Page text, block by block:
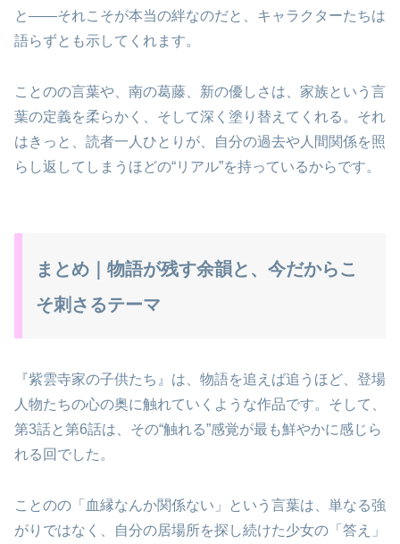
と——それこそが本当の絆なのだと、キャラクターたちは
語らずとも示してくれます。
ことのの言葉や、南の葛藤、新の優しさは、家族という言
葉の定義を柔らかく、そして深く塗り替えてくれる。それ
はきっと、読者一人ひとりが、自分の過去や人間関係を照
らし返してしまうほどの“リアル”を持っているからです。
まとめ｜物語が残す余韻と、今だからこ
そ刺さるテーマ
『紫雲寺家の子供たち』は、物語を追えば追うほど、登場
人物たちの心の奥に触れていくような作品です。そして、
第3話と第6話は、その“触れる”感覚が最も鮮やかに感じら
れる回でした。
ことのの「血縁なんか関係ない」という言葉は、単なる強
がりではなく、自分の居場所を探し続けた少女の「答え」